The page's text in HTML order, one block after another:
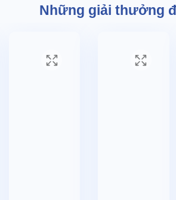
- Hướng dẫn viên đi theo suốt tuyến nói tiếng
Những giải thưởng